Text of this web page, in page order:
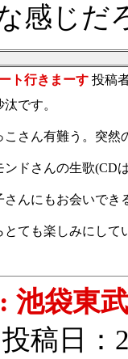
感じだ
ト行きまーす 投稿
汰です。
こさん有難う。突然
ンドさんの生歌(CD
さんにもお会いでき
とても楽しみにして
池袋東
投稿日：